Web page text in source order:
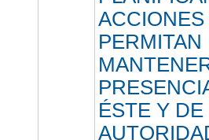
PERMITAN
ÉSTE Y DE